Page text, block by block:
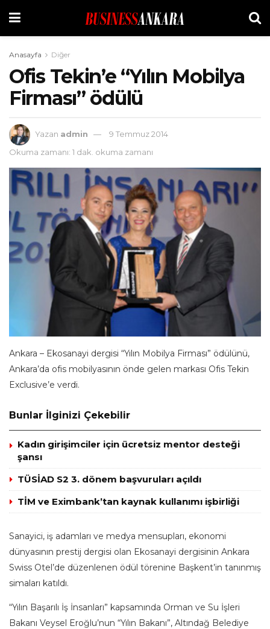
Anasayfa Diğer
Ofis Tekin’e “Yılın Mobilya
Firması” ödülü
Yazan admin
9 Temmuz 2014
Okuma zamanı: 1 dak. okuma zamanı
Ankara – Ekosanayi dergisi “Yılın Mobilya Firması” ödülünü,
Ankara’da ofis mobilyasının önde gelen markası Ofis Tekin
Exclusive’e verdi.
Bunlar İlginizi Çekebilir
Kadın girişimciler için ücretsiz mentor desteği
şansı
TÜSİAD S2 3. dönem başvuruları açıldı
TİM ve Eximbank’tan kaynak kullanımı işbirliği
Sanayici, iş adamları ve medya mensupları, ekonomi
dünyasının prestij dergisi olan Ekosanayi dergisinin Ankara
Swiss Otel’de düzenlenen ödül törenine Başkent’in tanınmış
simaları katıldı.
“Yılın Başarılı İş İnsanları” kapsamında Orman ve Su İşleri
Bakanı Veysel Eroğlu’nun “Yılın Bakanı”, Altındağ Belediye